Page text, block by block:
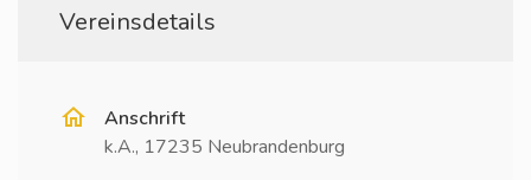
Vereinsdetails
Anschrift
k.A., 17235 Neubrandenburg